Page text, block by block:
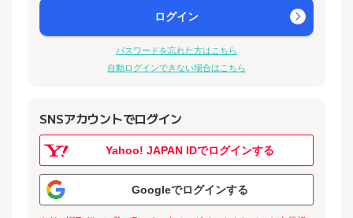
ログイン
パスワードを忘れた方はこちら
自動ログインできない場合はこちら
SNSアカウントでログイン
Yahoo! JAPAN IDでログインする
Googleでログインする